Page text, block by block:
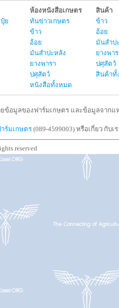
ย
ห้องหนังสือเกษตร
ทันข่าวเกษตร
ข้าว
อ้อย
มันสำปะหลัง
ยางพารา
ปศุสัตว์
หนังสือทั้งหมด
สินค้า
ข้าว
อ้อย
มันสำป
ยางพา
ปศุสัตว์
สินค้าทั้
ข้อมูลของฟาร์มเกษตร และข้อมูลจาก
ร์มเกษตร (089-4599003) หรือเกี่ยว กับเ
reserved